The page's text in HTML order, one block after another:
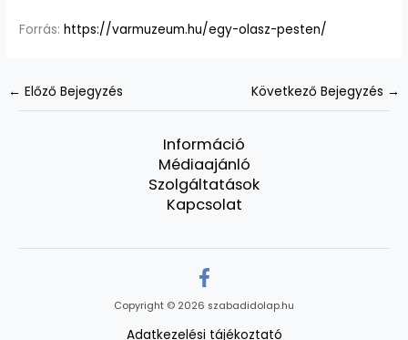
Forrás:https://varmuzeum.hu/egy-olasz-pesten/
← Előző Bejegyzés Következő Bejegyzés →
Információ
Médiaajánló
Szolgáltatások
Kapcsolat
Copyright © 2026 szabadidolap.hu
Adatkezelési tájékoztató